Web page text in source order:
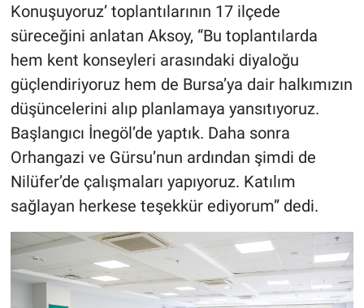
Konuşuyoruz’ toplantılarının 17 ilçede
süreceğini anlatan Aksoy, “Bu toplantılarda
hem kent konseyleri arasındaki diyaloğu
güçlendiriyoruz hem de Bursa’ya dair halkımızın
düşüncelerini alıp planlamaya yansıtıyoruz.
Başlangıcı İnegöl’de yaptık. Daha sonra
Orhangazi ve Gürsu’nun ardından şimdi de
Nilüfer’de çalışmaları yapıyoruz. Katılım
sağlayan herkese teşekkür ediyorum” dedi.